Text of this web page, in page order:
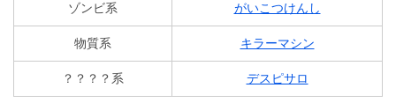
ゾンビ系 がいこつけんし
物質系 キラーマシン
？？？？系 デスピサロ